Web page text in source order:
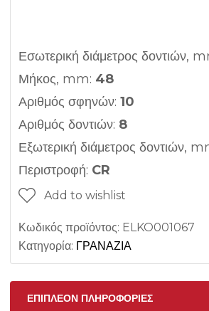
Εσωτερική διάμετρος δοντιών,
Μήκος, mm: 48
Αριθμός σφηνών: 10
Αριθμός δοντιών: 8
Εξωτερική διάμετρος δοντιών,
Περιστροφή: CR
Add to wishlist
Κωδικός προϊόντος: ELKO001067
Κατηγορία: ΓΡΑΝΑΖΙΑ
ΕΠΙΠΛΈΟΝ ΠΛΗΡΟΦΟΡΊΕΣ